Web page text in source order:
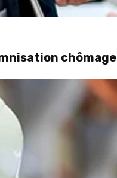
chômage